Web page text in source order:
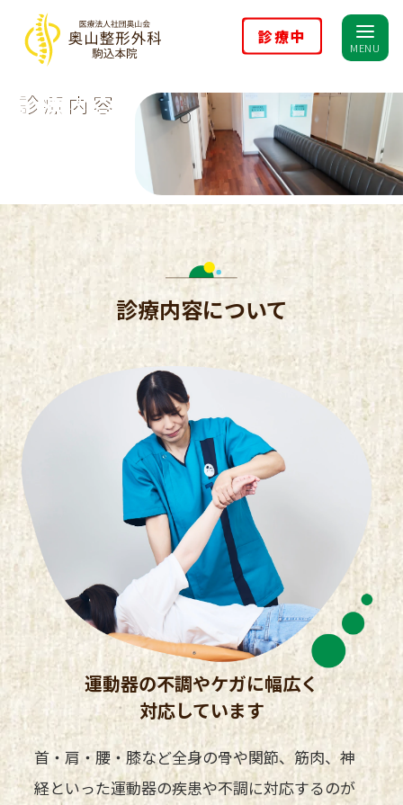
診療中
MENU
診療内容
診療内容について
運動器の不調やケガに幅広く
対応しています
首・肩・腰・膝など全身の骨や関節、筋肉、神
経といった運動器の疾患や不調に対応するのが